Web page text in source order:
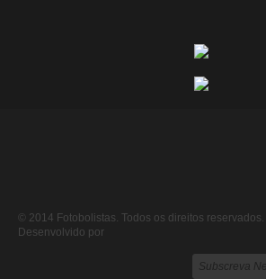
© 2014 Fotobolistas. Todos os direitos reservados.
Desenvolvido por